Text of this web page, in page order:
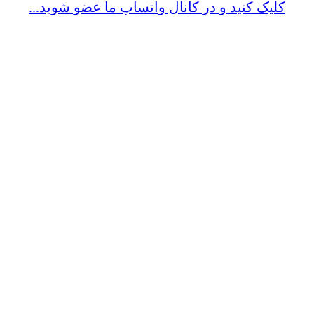
کلیک کنید و در کانال واتساپ ما عضو شوید...